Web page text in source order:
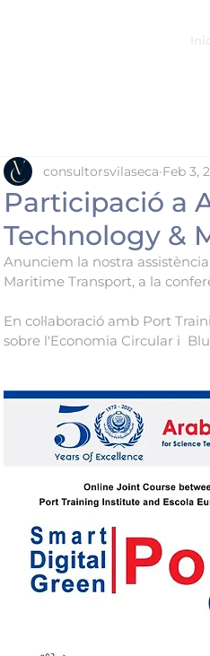
Inici
Participació a
Technology &
consultorsvilaseca Feb 3,
Anunciem la nostra
Maritime Transport, a la
En col·laboració amb Port
sobre l'Economia Circular i